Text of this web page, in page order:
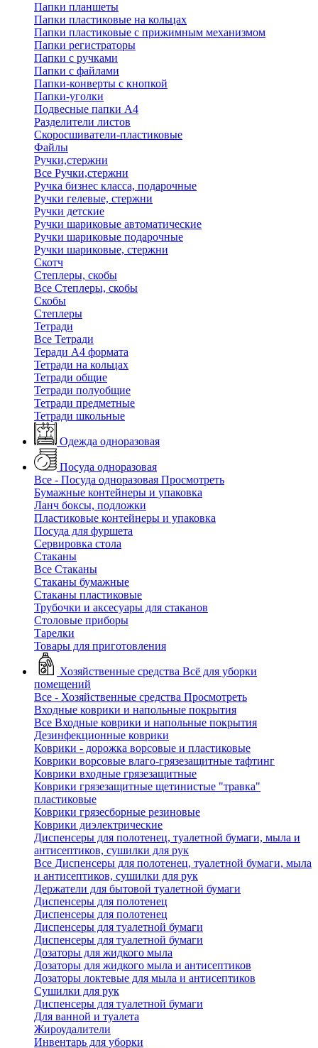
Папки планшеты
Папки пластиковые на кольцах
Папки пластиковые с прижимным механизмом
Папки регистраторы
Папки с ручками
Папки с файлами
Папки-конверты с кнопкой
Папки-уголки
Подвесные папки А4
Разделители листов
Скоросшиватели-пластиковые
Файлы
Ручки,стержни
Все Ручки,стержни
Ручка бизнес класса, подарочные
Ручки гелевые, стержни
Ручки детские
Ручки шариковые автоматические
Ручки шариковые подарочные
Ручки шариковые, стержни
Скотч
Степлеры, скобы
Все Степлеры, скобы
Скобы
Степлеры
Тетради
Все Тетради
Теради А4 формата
Тетради на кольцах
Тетради общие
Тетради полуобщие
Тетради предметные
Тетради школьные
Одежда одноразовая
Посуда одноразовая
Все - Посуда одноразовая Просмотреть
Бумажные контейнеры и упаковка
Ланч боксы, подложки
Пластиковые контейнеры и упаковка
Посуда для фуршета
Сервировка стола
Стаканы
Все Стаканы
Стаканы бумажные
Стаканы пластиковые
Трубочки и аксесуары для стаканов
Столовые приборы
Тарелки
Товары для приготовления
Хозяйственные средства Всё для уборки
помещений
Все - Хозяйственные средства Просмотреть
Входные коврики и напольные покрытия
Все Входные коврики и напольные покрытия
Дезинфекционные коврики
Коврики - дорожка ворсовые и пластиковые
Коврики ворсовые влаго-грязезащитные тафтинг
Коврики входные грязезащитные
Коврики грязезащитные щетинистые "травка"
пластиковые
Коврики грязесборные резиновые
Коврики диэлектрические
Диспенсеры для полотенец, туалетной бумаги, мыла и
антисептиков, сушилки для рук
Все Диспенсеры для полотенец, туалетной бумаги, мыла
и антисептиков, сушилки для рук
Держатели для бытовой туалетной бумаги
Диспенсеры для полотенец
Диспенсеры для полотенец
Диспенсеры для туалетной бумаги
Диспенсеры для туалетной бумаги
Дозаторы для жидкого мыла
Дозаторы для жидкого мыла и антисептиков
Дозаторы локтевые для мыла и антисептиков
Сушилки для рук
Диспенсеры для туалетной бумаги
Для ванной и туалета
Жироудалители
Инвентарь для уборки